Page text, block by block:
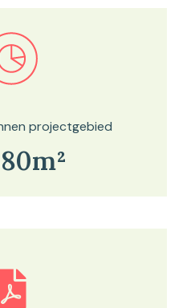
kaartviewer
projectgebied